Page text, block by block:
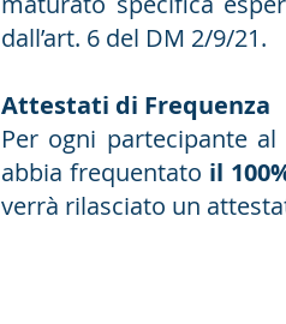
dall’art. 6 del DM 2/9/21.
Attestati di Frequenza
Per ogni partecipante
abbia frequentato il
verrà rilasciato un